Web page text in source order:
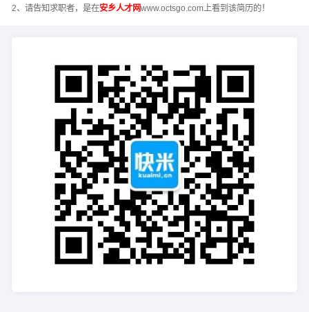
2、请告知求职者，是在安乡人才网www.octsgo.com上看到该简历的！